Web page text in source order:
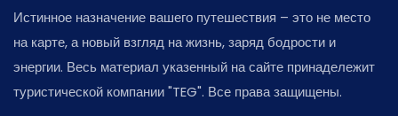
Истинное назначение вашего путешествия – это не место
на карте, а новый взгляд на жизнь, заряд бодрости и
энергии. Весь материал указенный на сайте принадележит
туристической компании "TEG". Все права защищены.